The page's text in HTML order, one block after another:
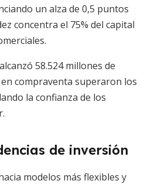
un alza de 0,5 puntos
concentra el 75% del capital
58.524 millones de
compraventa superaron los
la confianza de los
de inversión
modelos más flexibles y